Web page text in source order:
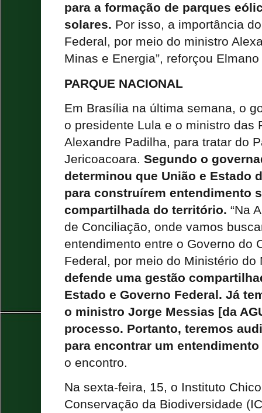
para a formação de parques
solares. Por isso, a importância
Federal, por meio do ministro
Minas e Energia”, reforçou
PARQUE NACIONAL
Em Brasília na última semana, o
o presidente Lula e o ministro das
Alexandre Padilha, para tratar do
Jericoacoara. Segundo o
determinou que União e Estado
para construírem entendimento
compartilhada do território. “Na
de Conciliação, onde vamos
entendimento entre o Governo do
Federal, por meio do Ministério
defende uma gestão
Estado e Governo Federal. Já
o ministro Jorge Messias [da
processo. Portanto, teremos
para encontrar um
o encontro.
Na sexta-feira, 15, o Instituto
Conservação da Biodiversidade